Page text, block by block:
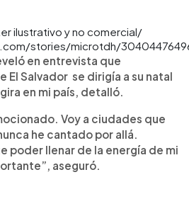
ilustrativo y no comercial/
stories/microtdh/
en entrevista que
El Salvador se dirigía a su natal
en mi país, detalló.
Voy a ciudades que
he cantado por allá.
poder llenar de la energía de mi
aseguró.